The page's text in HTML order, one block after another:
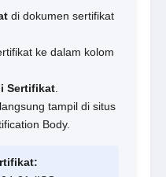
di dokumen sertifikat
ke dalam kolom
Sertifikat.
tampil di situs
Body.